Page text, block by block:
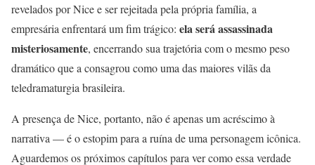
revelados por Nice e ser rejeitada pela própria família, a
empresária enfrentará um fim trágico: ela será assassinada
misteriosamente, encerrando sua trajetória com o mesmo peso
dramático que a consagrou como uma das maiores vilãs da
teledramaturgia brasileira.
A presença de Nice, portanto, não é apenas um acréscimo à
narrativa — é o estopim para a ruína de uma personagem icônica.
Aguardemos os próximos capítulos para ver como essa verdade